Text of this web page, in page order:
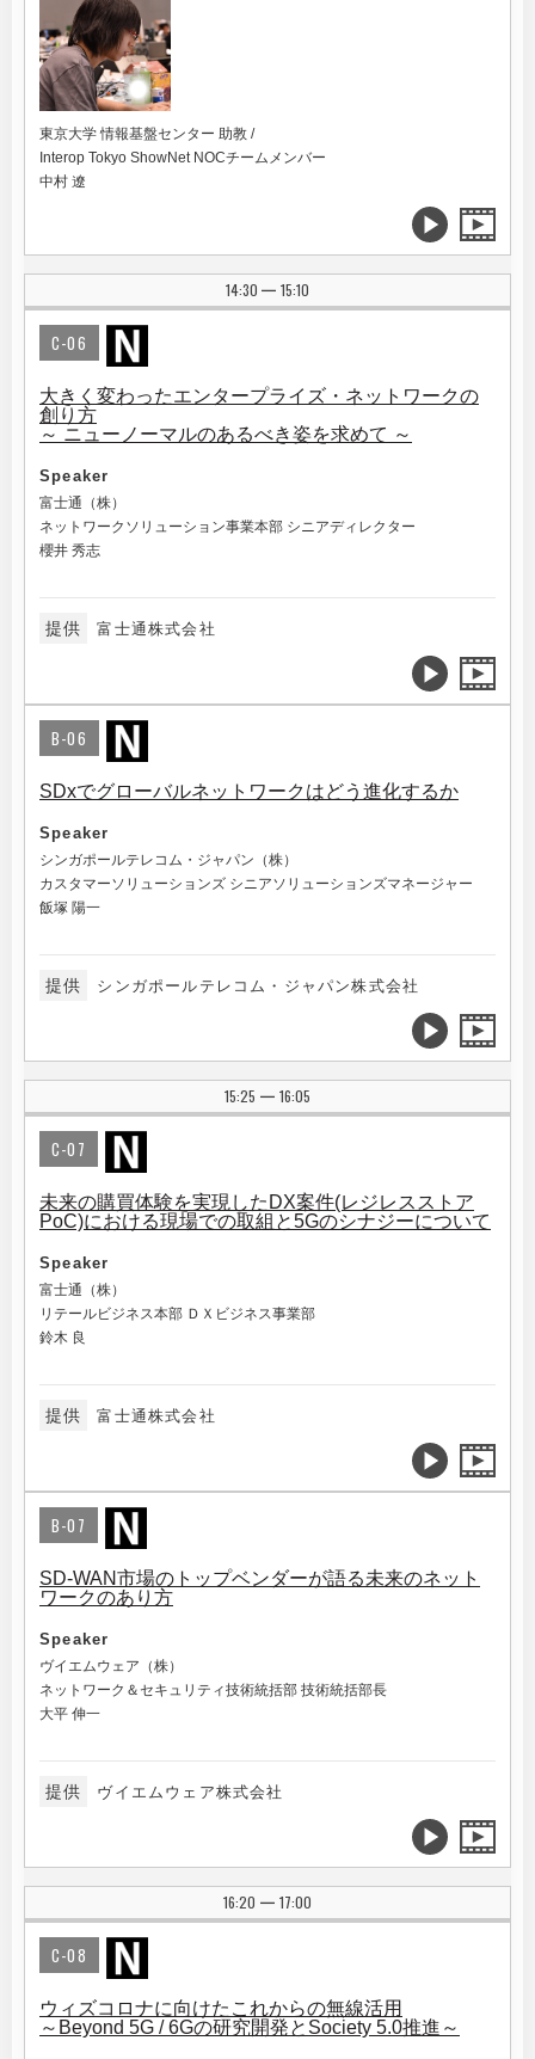
東京大学 情報基盤センター 助教 /
Interop Tokyo ShowNet NOCチームメンバー
中村 遼
14:30 | 15:10
C-06
大きく変わったエンタープライズ・ネットワークの
創り方
～ ニューノーマルのあるべき姿を求めて ～
Speaker
富士通（株）
ネットワークソリューション事業本部 シニアディレクター
櫻井 秀志
提供 富士通株式会社
B-06
SDxでグローバルネットワークはどう進化するか
Speaker
シンガポールテレコム・ジャパン（株）
カスタマーソリューションズ シニアソリューションズマネージャー
飯塚 陽一
提供 シンガポールテレコム・ジャパン株式会社
15:25 | 16:05
C-07
未来の購買体験を実現したDX案件(レジレスストア
PoC)における現場での取組と5Gのシナジーについて
Speaker
富士通（株）
リテールビジネス本部 ＤＸビジネス事業部
鈴木 良
提供 富士通株式会社
B-07
SD-WAN市場のトップベンダーが語る未来のネット
ワークのあり方
Speaker
ヴイエムウェア（株）
ネットワーク＆セキュリティ技術統括部 技術統括部長
大平 伸一
提供 ヴイエムウェア株式会社
16:20 | 17:00
C-08
ウィズコロナに向けたこれからの無線活用
～Beyond 5G / 6Gの研究開発とSociety 5.0推進～